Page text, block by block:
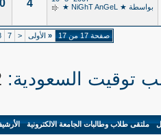
بواسطة ★ NiGhT AnGeL ★
4
صفحة 17 من 17 « الأولى <
7
-ملتقى طلاب وطالبات الجامعة الالكترونية-